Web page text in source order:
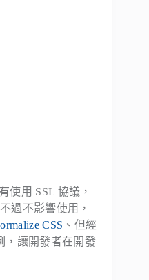
使用 SSL 協議，
過不影響使用，
CSS 、但經
，讓開發者在開發